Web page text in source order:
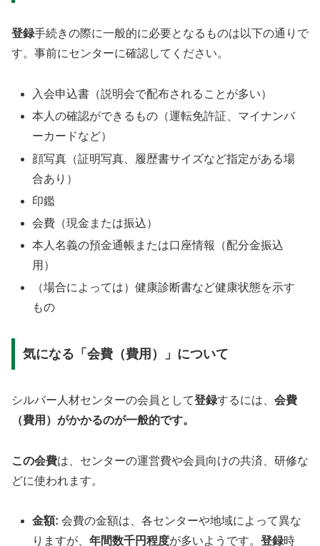
登録手続きの際に一般的に必要となるものは以下の通りで
す。事前にセンターに確認してください。
入会申込書（説明会で配布されることが多い）
本人の確認ができるもの（運転免許証、マイナンバ
ーカードなど）
顔写真（証明写真、履歴書サイズなど指定がある場
合あり）
印鑑
会費（現金または振込）
本人名義の預金通帳または口座情報（配分金振込
用）
（場合によっては）健康診断書など健康状態を示す
もの
気になる「会費（費用）」について
シルバー人材センターの会員として登録するには、 会費
（費用）がかかるのが一般的です。
この会費は、センターの運営費や会員向けの共済、研修な
どに使われます。
金額: 会費の金額は、各センターや地域によって異な
りますが、年間数千円程度が多いようです。登録時